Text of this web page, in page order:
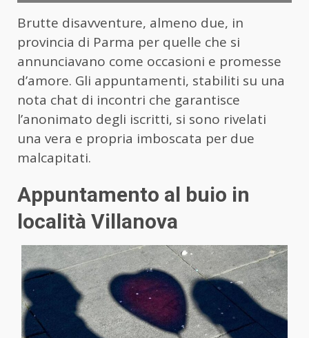
Brutte disavventure, almeno due, in
provincia di Parma per quelle che si
annunciavano come occasioni e promesse
d’amore. Gli appuntamenti, stabiliti su una
nota chat di incontri che garantisce
l’anonimato degli iscritti, si sono rivelati
una vera e propria imboscata per due
malcapitati.
Appuntamento al buio in
località Villanova